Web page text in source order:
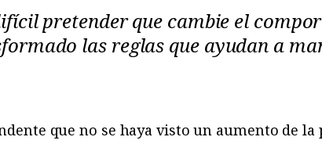
pretender que cambie el
las reglas que ayudan a
que no se haya visto un aumento de